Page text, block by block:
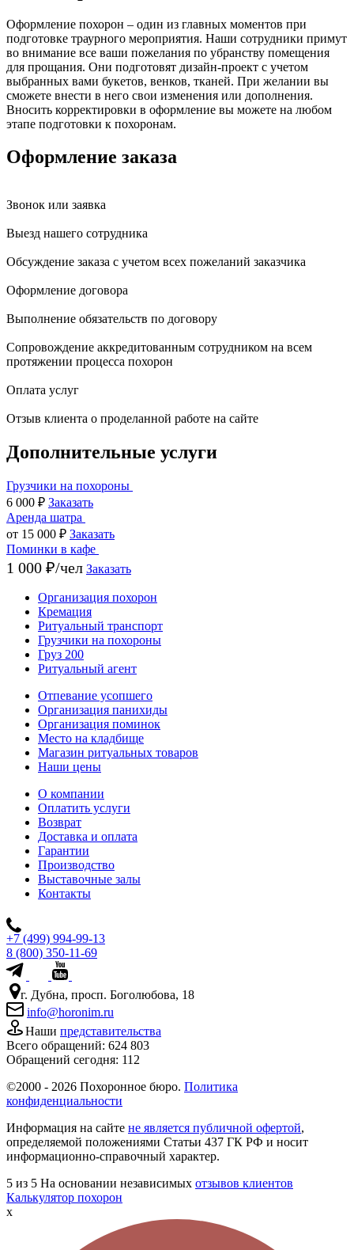
Оформление похорон – один из главных моментов при
подготовке траурного мероприятия. Наши сотрудники примут
во внимание все ваши пожелания по убранству помещения
для прощания. Они подготовят дизайн-проект с учетом
выбранных вами букетов, венков, тканей. При желании вы
сможете внести в него свои изменения или дополнения.
Вносить корректировки в оформление вы можете на любом
этапе подготовки к похоронам.
Оформление заказа
Звонок или заявка
Выезд нашего сотрудника
Обсуждение заказа с учетом всех пожеланий заказчика
Оформление договора
Выполнение обязательств по договору
Сопровождение аккредитованным сотрудником на всем
протяжении процесса похорон
Оплата услуг
Отзыв клиента о проделанной работе на сайте
Дополнительные услуги
Грузчики на похороны
6 000 ₽ Заказать
Аренда шатра
от 15 000 ₽ Заказать
Поминки в кафе
1 000 ₽/чел Заказать
Организация похорон
Кремация
Ритуальный транспорт
Грузчики на похороны
Груз 200
Ритуальный агент
Отпевание усопшего
Организация панихиды
Организация поминок
Место на кладбище
Магазин ритуальных товаров
Наши цены
О компании
Оплатить услуги
Возврат
Доставка и оплата
Гарантии
Производство
Выставочные залы
Контакты
+7 (499) 994-99-13
8 (800) 350-11-69
г. Дубна, просп. Боголюбова, 18
info@horonim.ru
Наши представительства
Всего обращений: 624 803
Обращений сегодня: 112
©2000 - 2026 Похоронное бюро. Политика
конфиденциальности
Информация на сайте не является публичной офертой,
определяемой положениями Статьи 437 ГК РФ и носит
информационно-справочный характер.
5 из 5 На основании независимых отзывов клиентов
Калькулятор похорон
x